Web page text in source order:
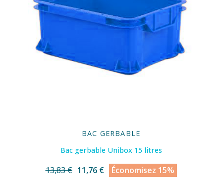
BAC GERBABLE
Bac gerbable Unibox 15 litres
13,83 € 11,76 € Économisez 15%